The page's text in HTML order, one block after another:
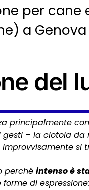
per
a
del
principalmente
– la ciotola
si
perché intenso è
forme di